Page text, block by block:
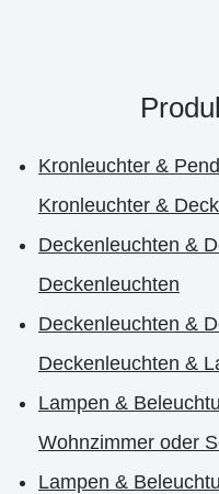
Kronleuchter &
Kronleuchter &
Deckenleuchten &
Deckenleuchten
Deckenleuchten &
Deckenleuchten &
Lampen &
Wohnzimmer oder
Lampen &